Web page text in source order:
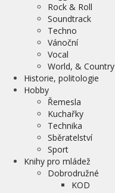
Rock & Roll
Soundtrack
Techno
Vánoční
Vocal
World, & Country
Historie, politologie
Hobby
Řemesla
Kuchařky
Technika
Sběratelství
Sport
Knihy pro mládež
Dobrodružné
KOD